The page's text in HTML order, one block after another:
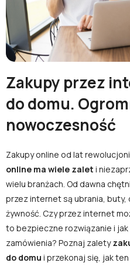
Facebook
Nie masz
Zarejestruj
Zakupy przez
do domu.
nowoczesność
Zakupy online od lat
online ma wiele zalet i
wielu branżach. Od dawna
przez internet są ubrania,
żywność. Czy przez internet
to bezpieczne rozwiązanie i
zamówienia? Poznaj zalety
do domu i przekonaj się, jak